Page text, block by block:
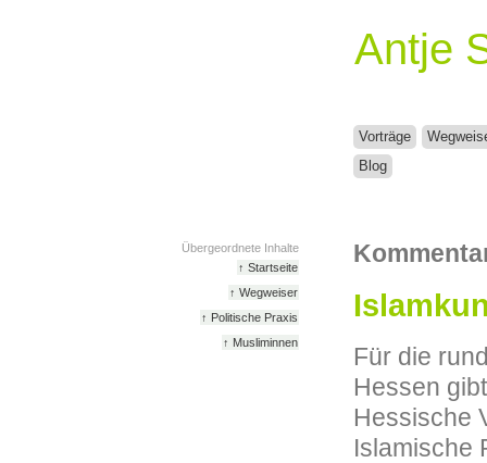
Antje
Vorträge
Blog
Übergeordnete Inhalte
↑ Startseite
↑ Wegweiser
↑ Politische Praxis
↑ Musliminnen
Für die
Hessen
Hessische
Islamische